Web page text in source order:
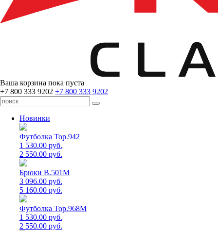
Ваша корзина пока пуста
+7 800 333 9202 +7 800 333 9202
Новинки
Футболка Top.942
1 530.00 руб.
2 550.00 руб.
Брюки B.501M
3 096.00 руб.
5 160.00 руб.
Футболка Top.968M
1 530.00 руб.
2 550.00 руб.